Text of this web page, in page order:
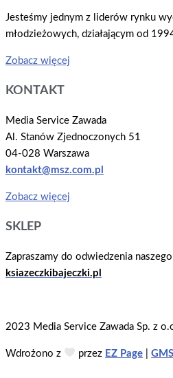
Jesteśmy jednym z liderów rynku
młodzieżowych, działającym od
Zobacz więcej
KONTAKT
Media Service Zawada
Al. Stanów Zjednoczonych 51
04-028 Warszawa
kontakt@msz.com.pl
Zobacz więcej
SKLEP
Zapraszamy do odwiedzenia
ksiazeczkibajeczki.pl
2023 Media Service Zawada Sp. z
Wdrożono z przez EZ Page |